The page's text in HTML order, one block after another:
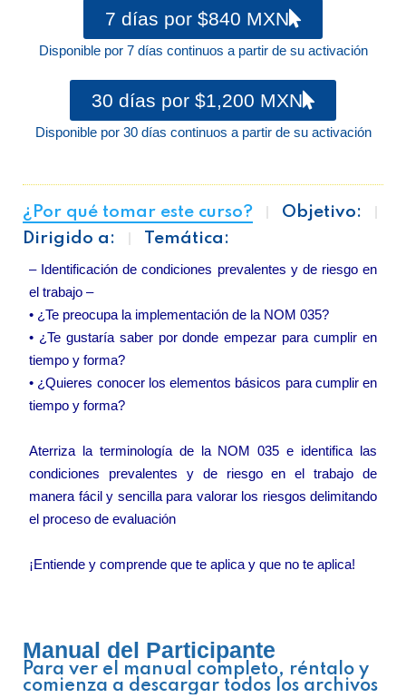
7 días por $840 MXN
Disponible por 7 días continuos a partir de su activación
30 días por $1,200 MXN
Disponible por 30 días continuos a partir de su activación
¿Por qué tomar este curso?
Objetivo:
Dirigido a:
Temática:
– Identificación de condiciones prevalentes y de riesgo en
el trabajo –
• ¿Te preocupa la implementación de la NOM 035?
• ¿Te gustaría saber por donde empezar para cumplir en
tiempo y forma?
• ¿Quieres conocer los elementos básicos para cumplir en
tiempo y forma?
Aterriza la terminología de la NOM 035 e identifica las
condiciones prevalentes y de riesgo en el trabajo de
manera fácil y sencilla para valorar los riesgos delimitando
el proceso de evaluación
¡Entiende y comprende que te aplica y que no te aplica!
Manual del Participante
Para ver el manual completo, réntalo y
comienza a descargar todos los archivos